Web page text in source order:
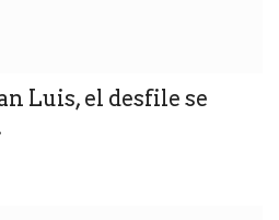
Luis, el desfile se